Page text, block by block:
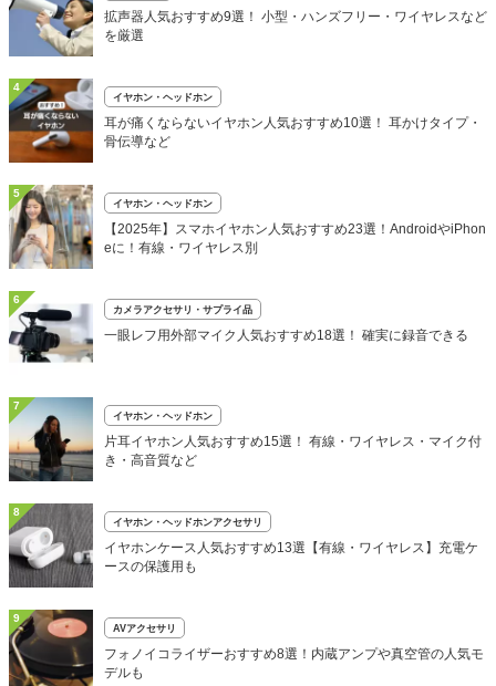
拡声器人気おすすめ9選！ 小型・ハンズフリー・ワイヤレスなど
を厳選
4
イヤホン・ヘッドホン
耳が痛くならないイヤホン人気おすすめ10選！ 耳かけタイプ・
骨伝導など
5
イヤホン・ヘッドホン
【2025年】スマホイヤホン人気おすすめ23選！AndroidやiPhon
eに！有線・ワイヤレス別
6
カメラアクセサリ・サプライ品
一眼レフ用外部マイク人気おすすめ18選！ 確実に録音できる
7
イヤホン・ヘッドホン
片耳イヤホン人気おすすめ15選！ 有線・ワイヤレス・マイク付
き・高音質など
8
イヤホン・ヘッドホンアクセサリ
イヤホンケース人気おすすめ13選【有線・ワイヤレス】充電ケ
ースの保護用も
9
AVアクセサリ
フォノイコライザーおすすめ8選！内蔵アンプや真空管の人気モ
デルも